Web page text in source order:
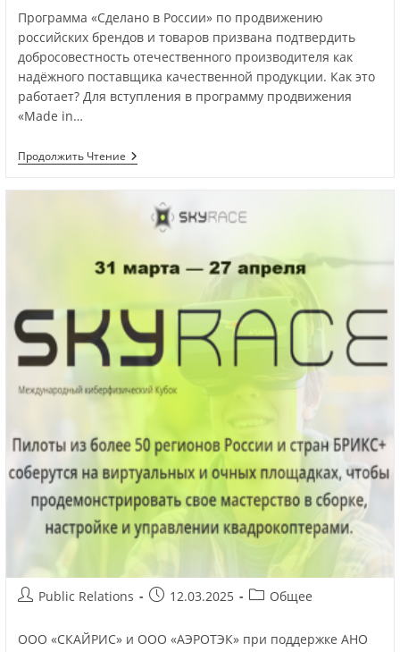
Программа «Сделано в России» по продвижению
российских брендов и товаров призвана подтвердить
добросовестность отечественного производителя как
надёжного поставщика качественной продукции. Как это
работает? Для вступления в программу продвижения
«Made in…
Продолжить Чтение
Public Relations 12.03.2025 Общее
ООО «СКАЙРИС» и ООО «АЭРОТЭК» при поддержке АНО